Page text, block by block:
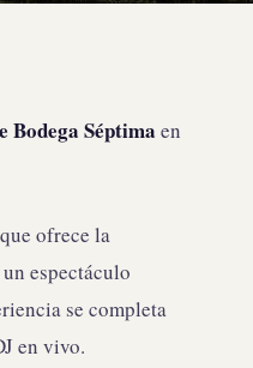
Bodega Séptima en
ofrece la
espectáculo
se completa
en vivo.